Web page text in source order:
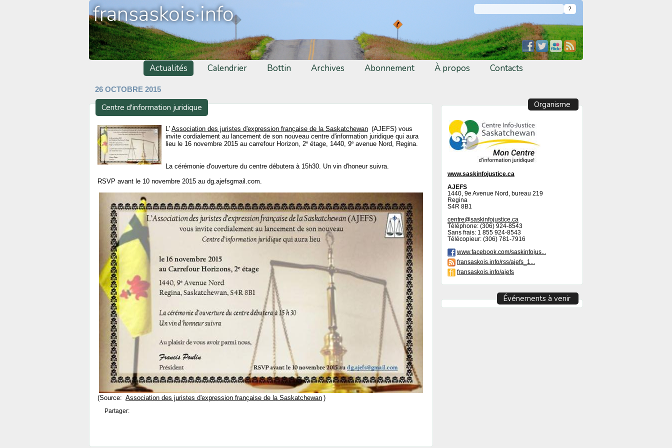
fransaskois·info
Actualités Calendrier Bottin Archives Abonnement À propos Contacts
26 OCTOBRE 2015
Centre d'information juridique
L' Association des juristes d'expression française de la Saskatchewan (AJEFS) vous
invite cordialement au lancement de son nouveau centre d'information juridique qui aura
lieu le 16 novembre 2015 au carrefour Horizon, 2e étage, 1440, 9e avenue Nord, Regina.
La cérémonie d'ouverture du centre débutera à 15h30. Un vin d'honeur suivra.
RSVP avant le 10 novembre 2015 au dg.ajefsgmail.com.
(Source: Association des juristes d'expression française de la Saskatchewan )
Partager:
Organisme
www.saskinfojustice.ca
AJEFS
1440, 9e Avenue Nord, bureau 219
Regina
S4R 8B1
centre@saskinfojustice.ca
Téléphone: (306) 924-8543
Sans frais: 1 855 924-8543
Télécopieur: (306) 781-7916
www.facebook.com/saskinfojus...
fransaskois.info/rss/ajefs_1...
fransaskois.info/ajefs
Événements à venir